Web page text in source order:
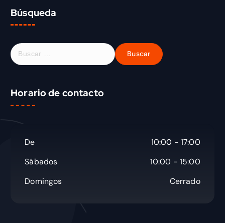
Búsqueda
Horario de contacto
De
10:00 - 17:00
Sábados
10:00 - 15:00
Domingos
Cerrado